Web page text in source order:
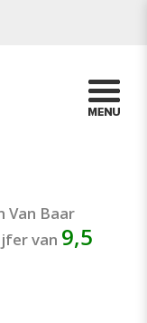
Van Baar
van 9,5